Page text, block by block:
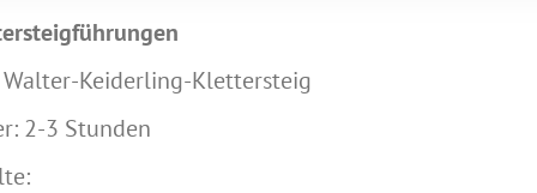
Keiderling-Klettersteig
2-3 Stunden